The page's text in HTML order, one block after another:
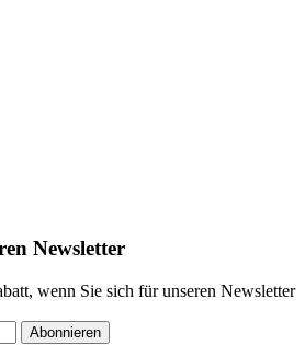
Newsletter
wenn Sie sich für unseren Newsletter
Abonnieren